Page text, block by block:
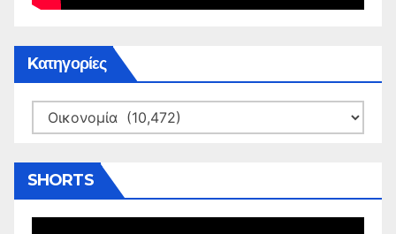
Kατηγορίες
Kατηγορίες
SHORTS